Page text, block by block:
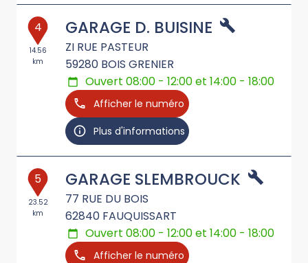
4
14.56
km
GARAGE D. BUISINE
ZI RUE PASTEUR
59280 BOIS GRENIER
Ouvert 08:00 - 12:00 et 14:00 - 18:00
Afficher le numéro
Plus d'informations
5
23.52
km
GARAGE SLEMBROUCK
77 RUE DU BOIS
62840 FAUQUISSART
Ouvert 08:00 - 12:00 et 14:00 - 18:00
Afficher le numéro